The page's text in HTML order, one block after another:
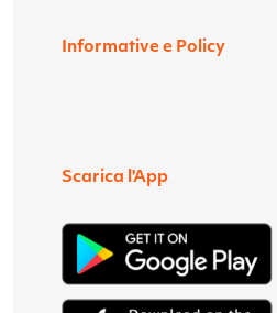
Informative e Policy
Scarica l'App